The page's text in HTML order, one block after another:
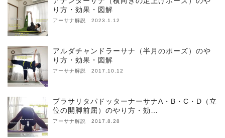
り方・効果・図解
アーサナ解説 2023.1.12
アルダチャンドラーサナ（半月のポーズ）のや
り方・効果・図解
アーサナ解説 2017.10.12
プラサリタパドッターナーサナA・B・C・D（立
位の開脚前屈）のやり方・効…
アーサナ解説 2017.8.28